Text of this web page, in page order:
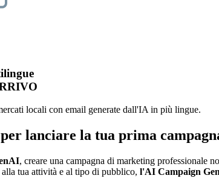
locali con email generate dall'IA in più lingue.
per lanciare la tua prima
, creare una campagna di marketing professionale
tua attività e al tipo di pubblico, l'AI Campaign